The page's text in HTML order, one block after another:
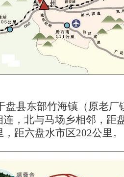
盘县东部竹海镇（原老厂
，北与马场乡相邻，距
距六盘水市区202公里。